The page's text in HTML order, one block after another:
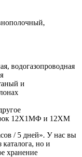
водогазопроводная
и
12Х1МФ и 12ХМ
/ 5 дней». У нас вы
но и
хранение